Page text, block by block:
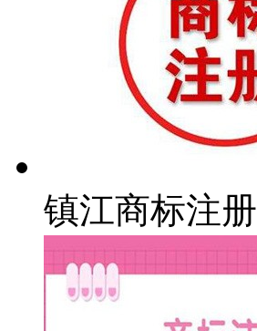
镇江商标注册